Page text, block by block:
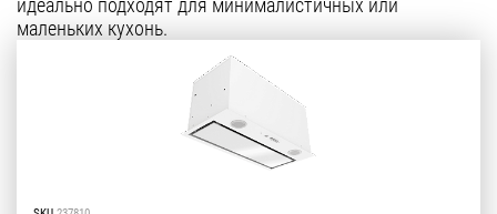
Уфа
идеально подходят для минималистичных или
маленьких кухонь.